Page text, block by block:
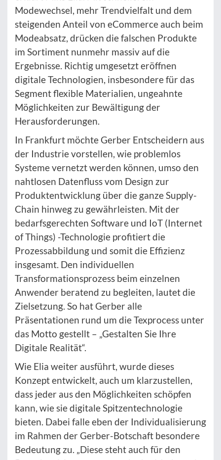
Modewechsel, mehr Trendvielfalt und dem
steigenden Anteil von eCommerce auch beim
Modeabsatz, drücken die falschen Produkte
im Sortiment nunmehr massiv auf die
Ergebnisse. Richtig umgesetzt eröffnen
digitale Technologien, insbesondere für das
Segment flexible Materialien, ungeahnte
Möglichkeiten zur Bewältigung der
Herausforderungen.
In Frankfurt möchte Gerber Entscheidern aus
der Industrie vorstellen, wie problemlos
Systeme vernetzt werden können, umso den
nahtlosen Datenfluss vom Design zur
Produktentwicklung über die ganze Supply-
Chain hinweg zu gewährleisten. Mit der
bedarfsgerechten Software und IoT (Internet
of Things) -Technologie profitiert die
Prozessabbildung und somit die Effizienz
insgesamt. Den individuellen
Transformationsprozess beim einzelnen
Anwender beratend zu begleiten, lautet die
Zielsetzung. So hat Gerber alle
Präsentationen rund um die Texprocess unter
das Motto gestellt – „Gestalten Sie Ihre
Digitale Realität“.
Wie Elia weiter ausführt, wurde dieses
Konzept entwickelt, auch um klarzustellen,
dass jeder aus den Möglichkeiten schöpfen
kann, wie sie digitale Spitzentechnologie
bieten. Dabei falle eben der Individualisierung
im Rahmen der Gerber-Botschaft besondere
Bedeutung zu. „Diese steht auch für den